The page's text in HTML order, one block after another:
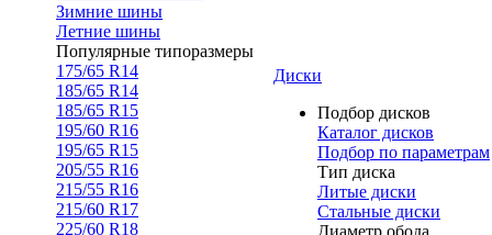
Зимние шины
Летние шины
Популярные типоразмеры
175/65 R14
185/65 R14
185/65 R15
195/60 R16
195/65 R15
205/55 R16
215/55 R16
215/60 R17
225/60 R18
Диски
Подбор дисков
Каталог дисков
Подбор по параметрам
Тип диска
Литые диски
Стальные диски
Диаметр обода